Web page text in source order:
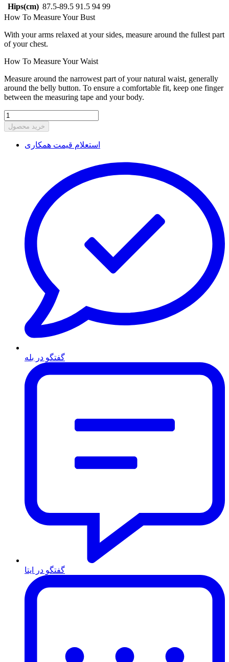
Hips(cm) 87.5-89.5 91.5 94 99
How To Measure Your Bust
With your arms relaxed at your sides, measure around the fullest part
of your chest.
How To Measure Your Waist
Measure around the narrowest part of your natural waist, generally
around the belly button. To ensure a comfortable fit, keep one finger
between the measuring tape and your body.
خرید محصول
استعلام قیمت همکاری
گفتگو در بله
گفتگو در ایتا